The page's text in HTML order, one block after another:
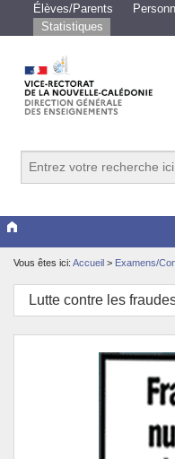
Élèves/Parents
Statistiques
Vice-rectorat
Scolarité/études
Examens/Concours
Vous êtes ici: Accueil > Examens/
Lutte contre les